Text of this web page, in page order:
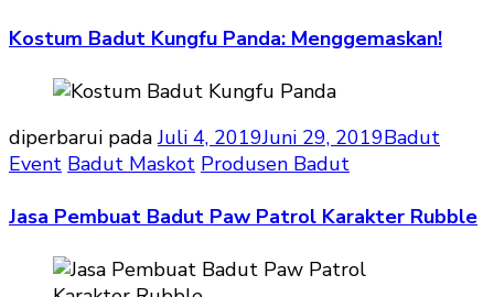
Kostum Badut Kungfu Panda: Menggemaskan!
diperbarui padaJuli 4, 2019Juni 29, 2019Badut
Event Badut Maskot Produsen Badut
Jasa Pembuat Badut Paw Patrol Karakter Rubble